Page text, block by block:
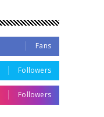
Fans
Followers
Followers